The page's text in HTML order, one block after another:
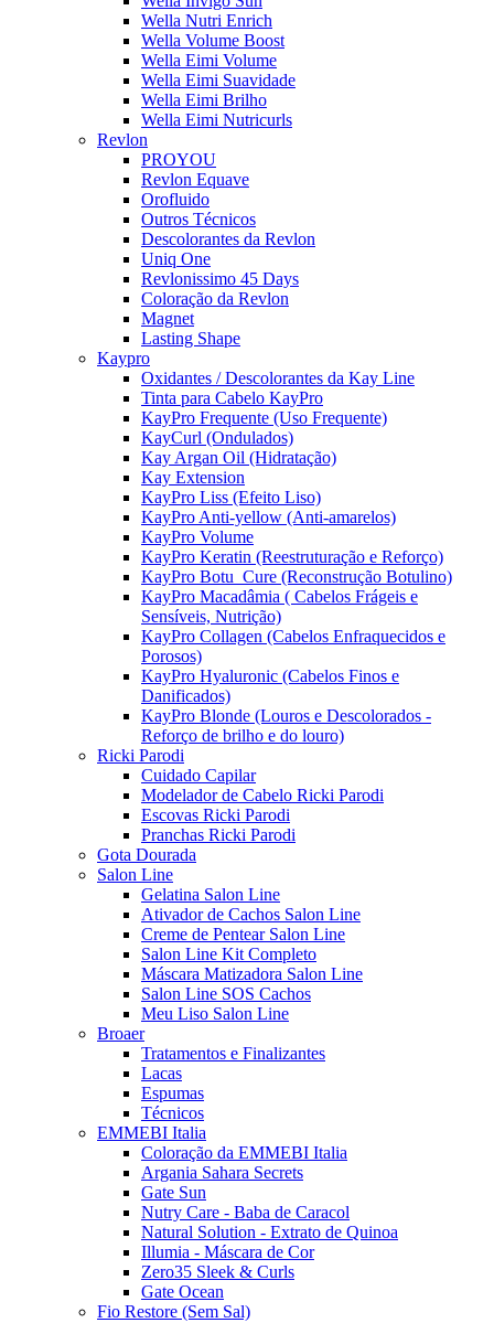
Wella Nutri Enrich
Wella Volume Boost
Wella Eimi Volume
Wella Eimi Suavidade
Wella Eimi Brilho
Wella Eimi Nutricurls
Revlon
PROYOU
Revlon Equave
Orofluido
Outros Técnicos
Descolorantes da Revlon
Uniq One
Revlonissimo 45 Days
Coloração da Revlon
Magnet
Lasting Shape
Kaypro
Oxidantes / Descolorantes da Kay Line
Tinta para Cabelo KayPro
KayPro Frequente (Uso Frequente)
KayCurl (Ondulados)
Kay Argan Oil (Hidratação)
Kay Extension
KayPro Liss (Efeito Liso)
KayPro Anti-yellow (Anti-amarelos)
KayPro Volume
KayPro Keratin (Reestruturação e Reforço)
KayPro Botu_Cure (Reconstrução Botulino)
KayPro Macadâmia ( Cabelos Frágeis e
Sensíveis, Nutrição)
KayPro Collagen (Cabelos Enfraquecidos e
Porosos)
KayPro Hyaluronic (Cabelos Finos e
Danificados)
KayPro Blonde (Louros e Descolorados -
Reforço de brilho e do louro)
Ricki Parodi
Cuidado Capilar
Modelador de Cabelo Ricki Parodi
Escovas Ricki Parodi
Pranchas Ricki Parodi
Gota Dourada
Salon Line
Gelatina Salon Line
Ativador de Cachos Salon Line
Creme de Pentear Salon Line
Salon Line Kit Completo
Máscara Matizadora Salon Line
Salon Line SOS Cachos
Meu Liso Salon Line
Broaer
Tratamentos e Finalizantes
Lacas
Espumas
Técnicos
EMMEBI Italia
Coloração da EMMEBI Italia
Argania Sahara Secrets
Gate Sun
Nutry Care - Baba de Caracol
Natural Solution - Extrato de Quinoa
Illumia - Máscara de Cor
Zero35 Sleek & Curls
Gate Ocean
Fio Restore (Sem Sal)